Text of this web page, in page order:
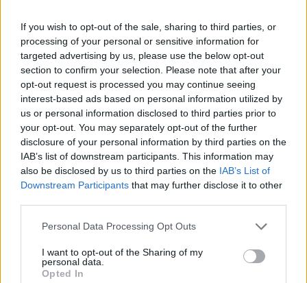
If you wish to opt-out of the sale, sharing to third parties, or
processing of your personal or sensitive information for
targeted advertising by us, please use the below opt-out
section to confirm your selection. Please note that after your
opt-out request is processed you may continue seeing
interest-based ads based on personal information utilized by
us or personal information disclosed to third parties prior to
your opt-out. You may separately opt-out of the further
disclosure of your personal information by third parties on the
IAB’s list of downstream participants. This information may
also be disclosed by us to third parties on the IAB’s List of
Downstream Participants that may further disclose it to other
Personal Data Processing Opt Outs
I want to opt-out of the Sharing of my
personal data.
Opted In
podbicie EMEA Masters, a to się w żadnym stopniu nie
udało. Z10 skończyło z bilansem 1-5 w grupie. Lato
mogło przynieść lepsze wyniki, gdyż w fazie zasadniczej
Z10 znów brylowało, ale gorzej sprawy się potoczyły w
play-offach. Podwójni mistrzowie Ultraligi przegrali 2:3
z Orbit Anonymo oraz 1:3 z AliorBank Teamem i
odpadli. To spore rozczarowanie, zwłaszcza patrząc na
to, że Zero Tenacity cały rok trenowało ze sobą na
bootcampie.
Polak nowym dyrektorem sportowym
dywizji LoL-a
Niezbyt dobrze wyglądało również Z10 w mediach
społecznościowych. Organizacja przez różne ruchy nie
była lubiana przez polskich fanów, choć sam właściciel